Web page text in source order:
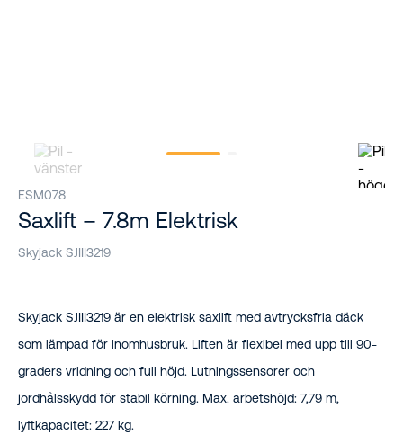
ESM078
Saxlift – 7.8m Elektrisk
Skyjack SJIII3219
Skyjack SJIII3219 är en elektrisk saxlift med avtrycksfria däck
som lämpad för inomhusbruk. Liften är flexibel med upp till 90-
graders vridning och full höjd. Lutningssensorer och
jordhålsskydd för stabil körning. Max. arbetshöjd: 7,79 m,
lyftkapacitet: 227 kg.